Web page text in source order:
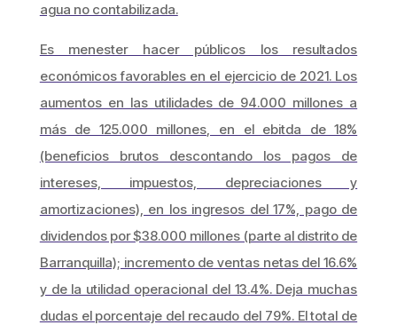
agua no contabilizada.
Es menester hacer públicos los resultados
económicos favorables en el ejercicio de 2021. Los
aumentos en las utilidades de 94.000 millones a
más de 125.000 millones, en el ebitda de 18%
(beneficios brutos descontando los pagos de
intereses, impuestos, depreciaciones y
amortizaciones), en los ingresos del 17%, pago de
dividendos por $38.000 millones (parte al distrito de
Barranquilla); incremento de ventas netas del 16.6%
y de la utilidad operacional del 13.4%. Deja muchas
dudas el porcentaje del recaudo del 79%. El total de